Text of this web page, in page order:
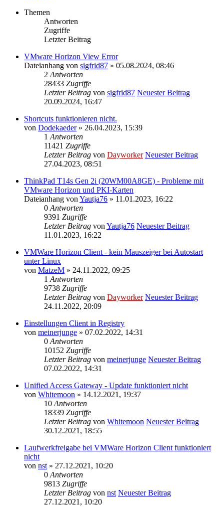
Themen
Antworten
Zugriffe
Letzter Beitrag
VMware Horizon View Error
Dateianhang von sigfrid87 » 05.08.2024, 08:46
2 Antworten
28433 Zugriffe
Letzter Beitrag von sigfrid87 Neuester Beitrag
20.09.2024, 16:47
Shortcuts funktionieren nicht.
von Dodekaeder» 26.04.2023, 15:39
1 Antworten
11421 Zugriffe
Letzter Beitrag von Dayworker Neuester Beitrag
27.04.2023, 08:51
ThinkPad T14s Gen 2i (20WM00A8GE) - Probleme mit
VMware Horizon und PKI-Karten
Dateianhang von Yautja76 » 11.01.2023, 16:22
0 Antworten
9391 Zugriffe
Letzter Beitrag von Yautja76 Neuester Beitrag
11.01.2023, 16:22
VMWare Horizon Client - kein Mauszeiger bei Autostart
unter Linux
von MatzeM » 24.11.2022, 09:25
1 Antworten
9738 Zugriffe
Letzter Beitrag von Dayworker Neuester Beitrag
24.11.2022, 20:09
Einstellungen Client in Registry
von meinerjunge » 07.02.2022, 14:31
0 Antworten
10152 Zugriffe
Letzter Beitrag von meinerjunge Neuester Beitrag
07.02.2022, 14:31
Unified Access Gateway - Update funktioniert nicht
von Whitemoon » 14.12.2021, 19:37
10 Antworten
18339 Zugriffe
Letzter Beitrag von Whitemoon Neuester Beitrag
30.12.2021, 18:55
Laufwerkfreigabe bei VMWare Horizon Client funktioniert
nicht
von nst » 27.12.2021, 10:20
0 Antworten
9813 Zugriffe
Letzter Beitrag von nst Neuester Beitrag
27.12.2021, 10:20